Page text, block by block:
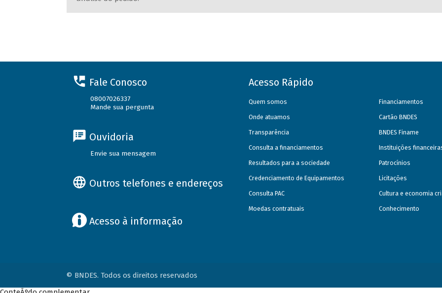
Fale Conosco
08007026337
Mande sua pergunta
Ouvidoria
Envie sua mensagem
Outros telefones e endereços
Acesso à informação
Acesso Rápido
Quem somos
Onde atuamos
Transparência
Consulta a financiamentos
Resultados para a sociedade
Credenciamento de Equipamentos
Consulta PAC
Moedas contratuais
Financiamentos
Cartão BNDES
BNDES Finame
Instituições
Patrocínios
Licitações
Cultura e economia
Conhecimento
© BNDES. Todos os direitos reservados